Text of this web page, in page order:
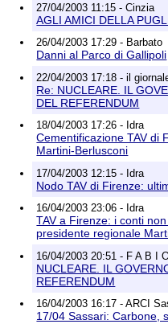
27/04/2003 11:15 - Cinzia
AGLI AMICI DELLA
26/04/2003 17:29 - Barbato
Danni al Parco di Gallipoli
22/04/2003 17:18 - il
Re: NUCLEARE. IL
DEL REFERENDUM
18/04/2003 17:26 - Idra
Cementificazione TAV di
Martini-Berlusconi
17/04/2003 12:15 - Idra
Nodo TAV di Firenze:
16/04/2003 23:06 - Idra
TAV a Firenze: i conti
presidente regionale
16/04/2003 20:51 - F A B I
NUCLEARE. IL
REFERENDUM
16/04/2003 16:17 - ARCI
17/04 Sassari: Carbone,